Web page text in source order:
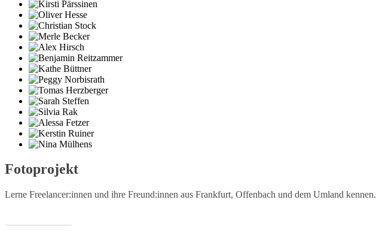
Fotoprojekt
Lerne Freelancer:innen und ihre Freund:innen aus Frankfurt, Offenbach und dem Umland kennen.